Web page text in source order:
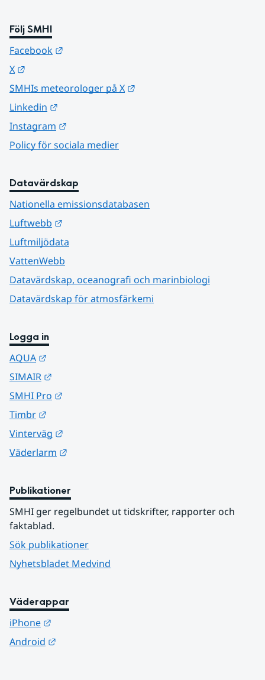
Följ SMHI
Facebook
X
SMHIs meteorologer på X
Linkedin
Instagram
Policy för sociala medier
Datavärdskap
Nationella emissionsdatabasen
Luftwebb
Luftmiljödata
VattenWebb
Datavärdskap, oceanografi och marinbiologi
Datavärdskap för atmosfärkemi
Logga in
AQUA
SIMAIR
SMHI Pro
Timbr
Vinterväg
Väderlarm
Publikationer
SMHI ger regelbundet ut tidskrifter, rapporter och
faktablad.
Sök publikationer
Nyhetsbladet Medvind
Väderappar
iPhone
Android